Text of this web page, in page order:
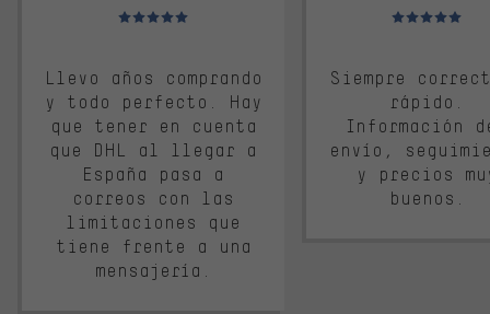
Valoración media: 5 de 5
Llevo años comprando
y todo perfecto. Hay
que tener en cuenta
que DHL al llegar a
España pasa a
correos con las
limitaciones que
tiene frente a una
mensajería.
Valoración
Siempre
rápido.
Información
envío,
y precios
buenos.